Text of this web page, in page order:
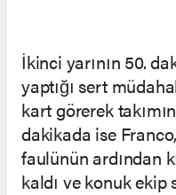
İkinci yarının 50.
yaptığı sert
kart görerek
dakikada ise
faulünün ardından
kaldı ve konuk ekip